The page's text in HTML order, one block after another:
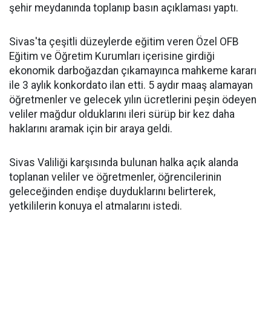
şehir meydanında toplanıp basın açıklaması yaptı.
Sivas'ta çeşitli düzeylerde eğitim veren Özel OFB
Eğitim ve Öğretim Kurumları içerisine girdiği
ekonomik darboğazdan çıkamayınca mahkeme kararı
ile 3 aylık konkordato ilan etti. 5 aydır maaş alamayan
öğretmenler ve gelecek yılın ücretlerini peşin ödeyen
veliler mağdur olduklarını ileri sürüp bir kez daha
haklarını aramak için bir araya geldi.
Sivas Valiliği karşısında bulunan halka açık alanda
toplanan veliler ve öğretmenler, öğrencilerinin
geleceğinden endişe duyduklarını belirterek,
yetkililerin konuya el atmalarını istedi.